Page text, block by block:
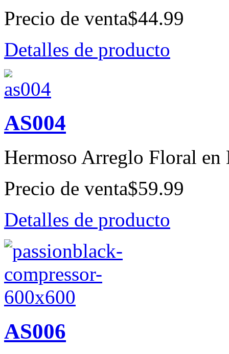
Precio de venta$44.99
Detalles de producto
AS004
Hermoso Arreglo Floral en
Precio de venta$59.99
Detalles de producto
AS006